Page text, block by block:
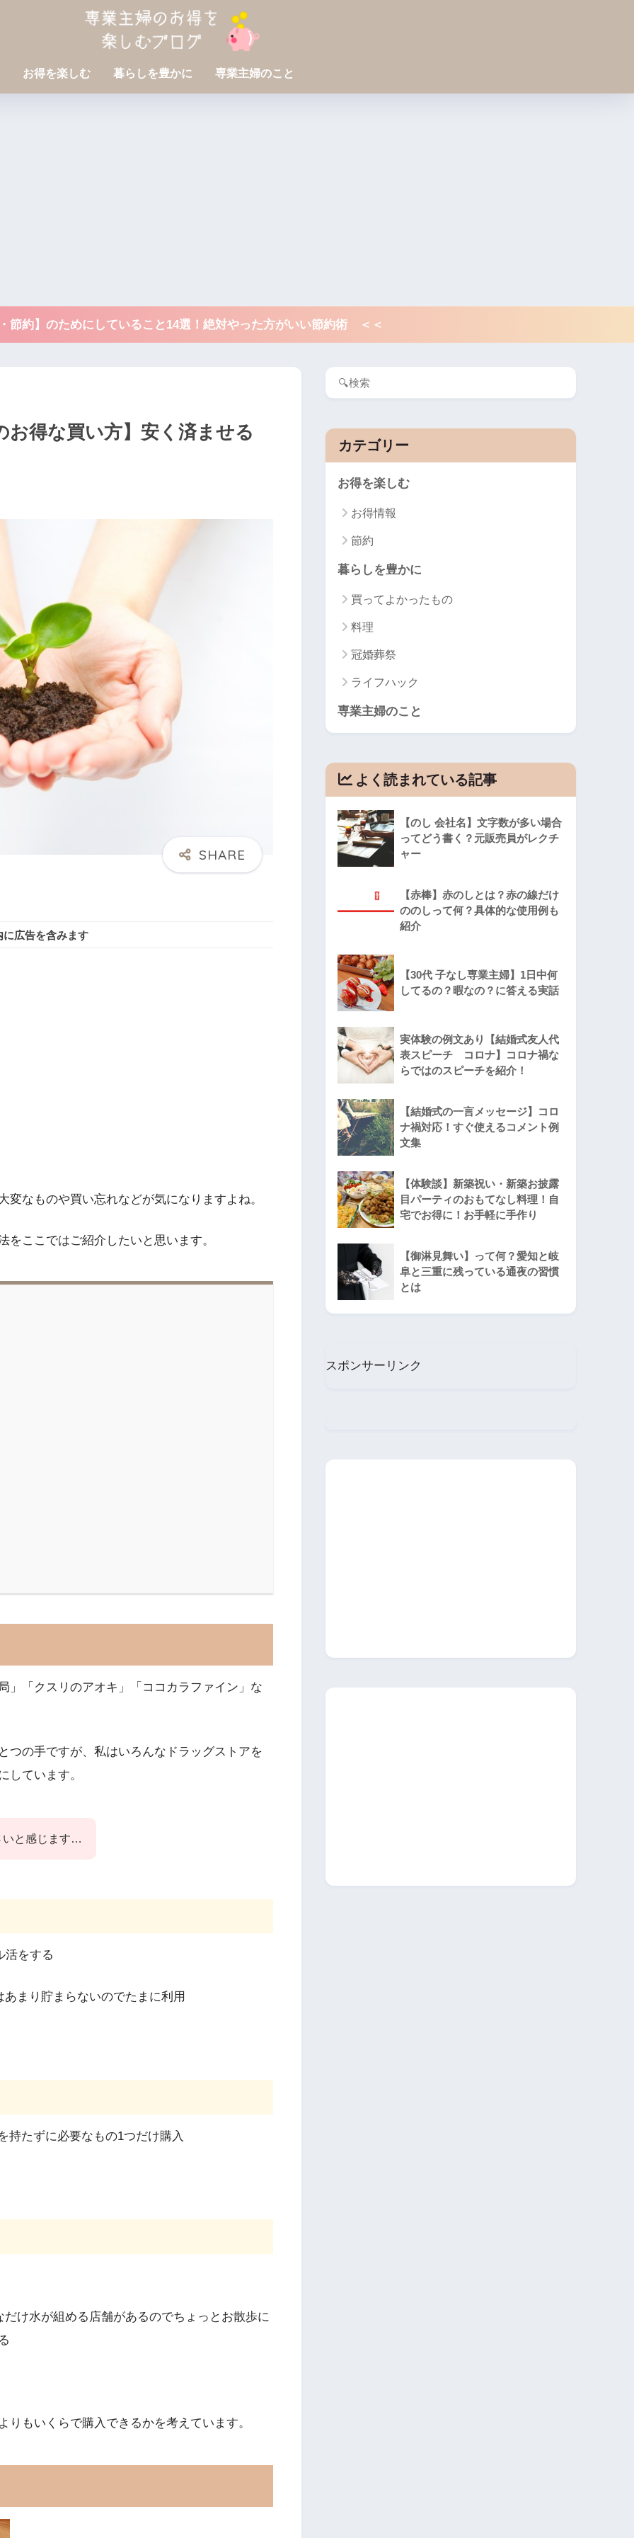
お得を楽しむ 暮らしを豊かに 専業主婦のこと
節約】のためにしていること14選！絶対やった方がいい節約術 ＜＜
お得な買い方】安く済ませる
に広告を含みます
なものや買い忘れなどが気になりますよね。
ここではご紹介したいと思います。
」「クスリのアオキ」「ココカラファイン」な
つの手ですが、私はいろんなドラッグストアを
しています。
いと感じます…
活をする
まり貯まらないのでたまに利用
持たずに必要なもの1つだけ購入
け水が組める店舗があるのでちょっとお散歩に
もいくらで購入できるかを考えています。
カテゴリー
お得を楽しむ
お得情報
節約
暮らしを豊かに
買ってよかったもの
料理
冠婚葬祭
ライフハック
専業主婦のこと
よく読まれている記事
【のし 会社名】文字数が多い場合
ってどう書く？元販売員がレクチ
ャー
【赤棒】赤のしとは？赤の線だけ
ののしって何？具体的な使用例も
紹介
【30代 子なし専業主婦】1日中何
してるの？暇なの？に答える実話
実体験の例文あり【結婚式友人代
表スピーチ コロナ】コロナ禍な
らではのスピーチを紹介！
【結婚式の一言メッセージ】コロ
ナ禍対応！すぐ使えるコメント例
文集
【体験談】新築祝い・新築お披露
目パーティのおもてなし料理！自
宅でお得に！お手軽に手作り
【御淋見舞い】って何？愛知と岐
阜と三重に残っている通夜の習慣
とは
スポンサーリンク